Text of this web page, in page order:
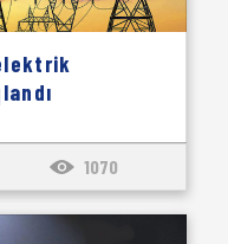
1070